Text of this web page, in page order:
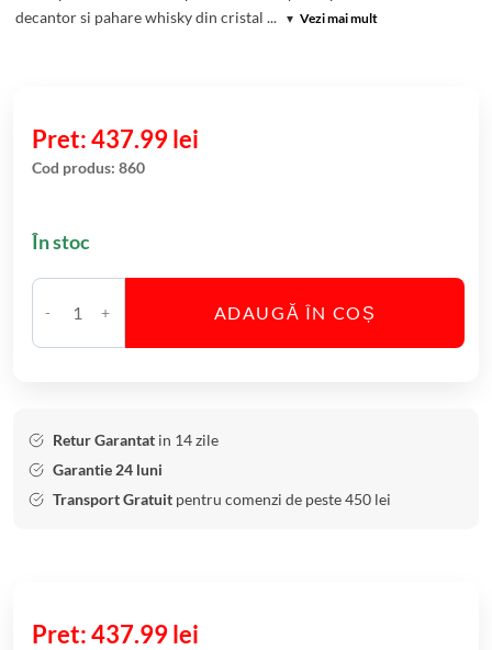
decantor si pahare whisky din cristal ... ▾ Vezi mai mult
437.99lei
Cod produs: 860
În stoc
C
a
i
t
t
ADAUGĂ ÎN COȘ
Retur Garantat in 14 zile
Garantie 24 luni
Transport Gratuit pentru comenzi de peste 450 lei
437.99lei